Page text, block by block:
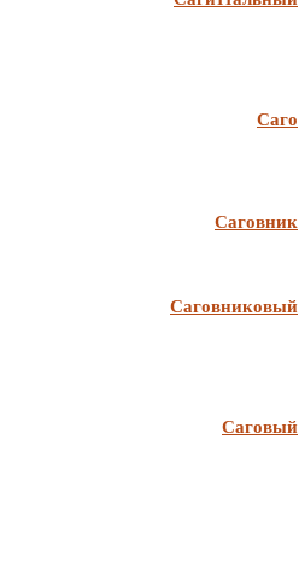
Саго
Саговник
Саговниковый
Саговый